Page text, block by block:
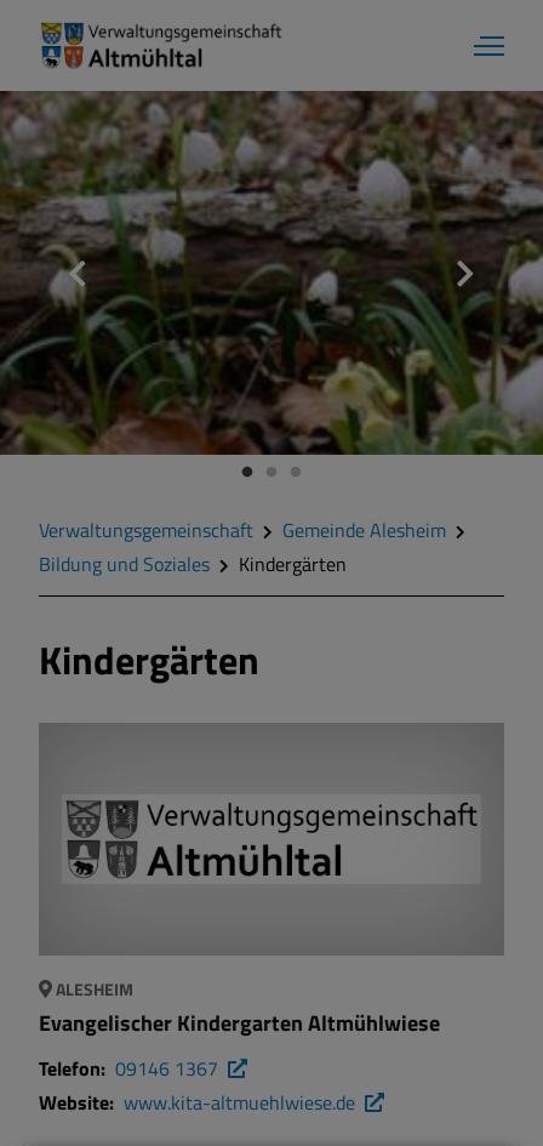
Gemeinde Alesheim
Grußwort
Kontakt
Zahlen und Daten
Geschichte
Mitteilungsblatt
Bildung und Soziales
Vereine und Gruppen
Verwaltungsgemeinschaft
Gemeinde Alesheim
Bildung und Soziales
Kindergärten
Kindergärten
ALESHEIM
Evangelischer Kindergarten Altmühlwiese
Telefon: 09146 1367
Website: www.kita-altmuehlwiese.de